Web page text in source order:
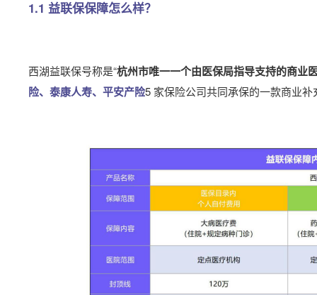
1.1 益联保保障怎么样？
西湖益联保号称是“杭州市唯一一个由医保局指导支持的商业
险、泰康人寿、平安产险5 家保险公司共同承保的一款商业